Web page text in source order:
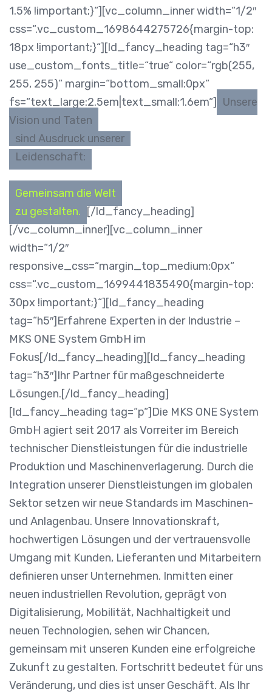
1.5% !important;}“][vc_column_inner width=“1/2″
css=“.vc_custom_1698644275726{margin-top:
18px !important;}“][ld_fancy_heading tag=“h3″
use_custom_fonts_title=“true“ color=“rgb(255,
255, 255)“ margin=“bottom_small:0px“
fs=“text_large:2.5em|text_small:1.6em“]
Unsere
Vision und Taten
sind Ausdruck unserer
Leidenschaft:
Gemeinsam die Welt
zu gestalten. [/ld_fancy_heading]
[/vc_column_inner][vc_column_inner
width=“1/2″
responsive_css=“margin_top_medium:0px“
css=“.vc_custom_1699441835490{margin-top:
30px !important;}“][ld_fancy_heading
tag=“h5″]Erfahrene Experten in der Industrie –
MKS ONE System GmbH im
Fokus[/ld_fancy_heading][ld_fancy_heading
tag=“h3″]Ihr Partner für maßgeschneiderte
Lösungen.[/ld_fancy_heading]
[ld_fancy_heading tag=“p“]Die MKS ONE System
GmbH agiert seit 2017 als Vorreiter im Bereich
technischer Dienstleistungen für die industrielle
Produktion und Maschinenverlagerung. Durch die
Integration unserer Dienstleistungen im globalen
Sektor setzen wir neue Standards im Maschinen-
und Anlagenbau. Unsere Innovationskraft,
hochwertigen Lösungen und der vertrauensvolle
Umgang mit Kunden, Lieferanten und Mitarbeitern
definieren unser Unternehmen. Inmitten einer
neuen industriellen Revolution, geprägt von
Digitalisierung, Mobilität, Nachhaltigkeit und
neuen Technologien, sehen wir Chancen,
gemeinsam mit unseren Kunden eine erfolgreiche
Zukunft zu gestalten. Fortschritt bedeutet für uns
Veränderung, und dies ist unser Geschäft. Als Ihr